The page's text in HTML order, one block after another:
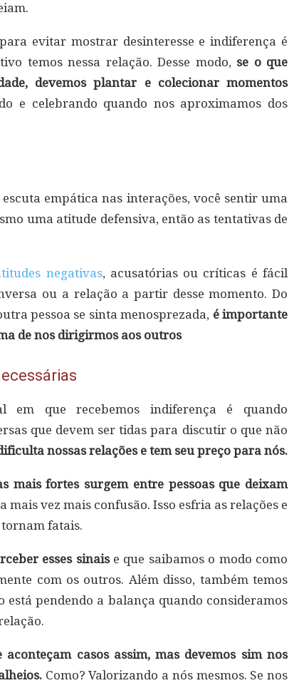
evitar mostrar desinteresse e indiferença é
temos nessa relação. Desse modo, se o que
devemos plantar e colecionar momentos
e celebrando quando nos aproximamos dos
empática nas interações, você sentir uma
uma atitude defensiva, então as tentativas de
negativas, acusatórias ou críticas é fácil
ou a relação a partir desse momento. Do
pessoa se sinta menosprezada, é importante
de nos dirigirmos aos outros
em que recebemos indiferença é quando
que devem ser tidas para discutir o que não
nossas relações e tem seu preço para nós.
mais fortes surgem entre pessoas que deixam
mais vez mais confusão. Isso esfria as relações e
tornam fatais.
esses sinaise que saibamos o modo como
com os outros. Além disso, também temos
está pendendo a balança quando consideramos
casos assim, mas devemos sim nos
Como? Valorizando a nós mesmos. Se nos